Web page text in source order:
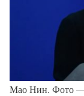
Мао Нин. Фото —